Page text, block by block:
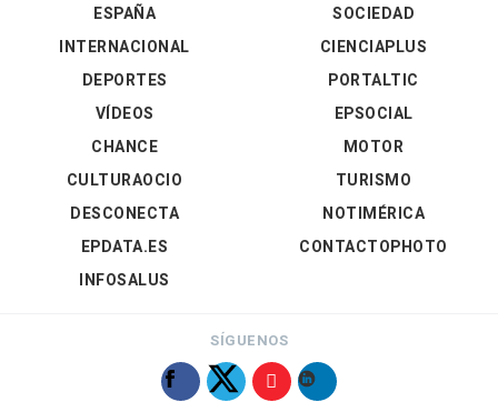
ESPAÑA
INTERNACIONAL
DEPORTES
VÍDEOS
SOCIEDAD
CIENCIAPLUS
PORTALTIC
EPSOCIAL
CHANCE
CULTURAOCIO
DESCONECTA
EPDATA.ES
INFOSALUS
MOTOR
TURISMO
NOTIMÉRICA
CONTACTOPHOTO
SÍGUENOS